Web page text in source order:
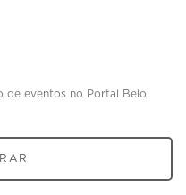
de eventos no Portal Belo